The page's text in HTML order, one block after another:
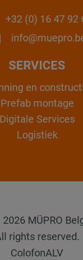
+32 (0) 16 47 92
SERVICES
en
Prefab montage
Digitale Services
Logistiek
MÜPRO
rights reserved.
ColofonALV